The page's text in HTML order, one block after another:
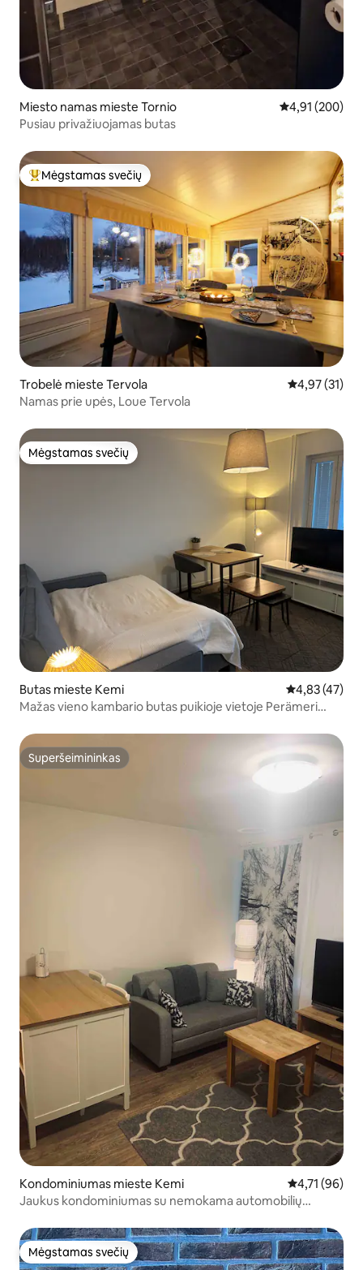
Miesto namas mieste Tornio Vidutinis
4,91 (200)
Pusiau privažiuojamas butas
Svečių mėgstamiausias
Mėgstamas svečių
Trobelė mieste Tervola Vidutinis
4,97 (31)
Namas prie upės, Loue Tervola
Mėgstamas svečių
Mėgstamas svečių
Butas mieste Kemi Vidutinis
4,83 (47)
Mažas vieno kambario butas puikioje vietoje Perämeri
Superšeimininkas
Superšeimininkas
Kondominiumas mieste Kemi Vidutinis
4,71 (96)
Jaukus kondominiumas su nemokama automobilių
Mėgstamas svečių
Mėgstamas svečių